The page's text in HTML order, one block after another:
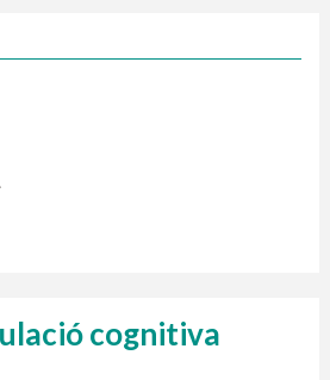
porta a porta
intel·ligents
Europea – NextGenerationEU
cognitiva